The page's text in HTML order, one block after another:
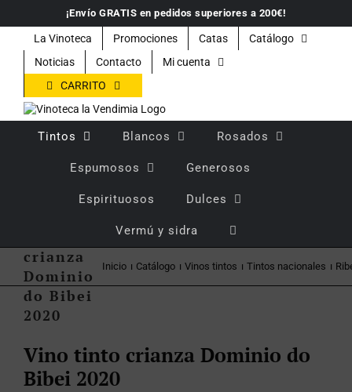
contenido
¡Envío GRATIS en pedidos superiores a 200€!
La Vinoteca Promociones Catas
Catálogo
Noticias
Contacto
Mi cuenta
CARRITO
Tintos Blancos Rosados
Espumosos Generosos
Espirituosos Dulces
Vermú y sidra
crianza
Dominio
do Bibei
2020
Inicio Catálogo Vinos tintos Tintos nacionales
Vino tinto crianza Dominio do
Bibei 2020